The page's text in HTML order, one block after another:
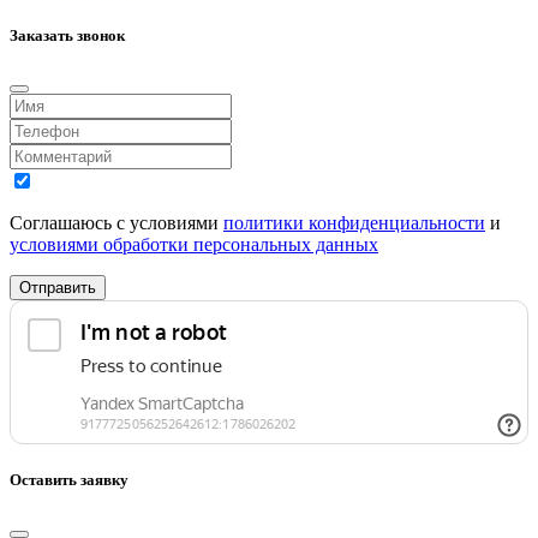
Заказать звонок
Соглашаюсь с условиями политики конфиденциальности и
условиями обработки персональных данных
Отправить
Оставить заявку